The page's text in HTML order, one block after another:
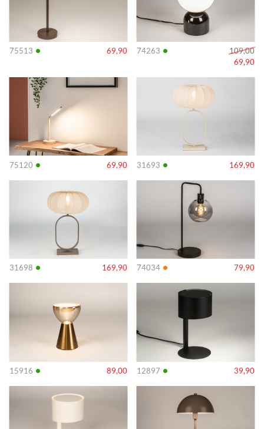
75513 • 69,90 74263 •
109,00
69,90
75120 • 69,90
Info
31693 • 169,90
Info
31698 • 169,90
Info
74034 • 79,90
Info
15916 • 89,00
Info
12897 • 39,90
Info
Info Info